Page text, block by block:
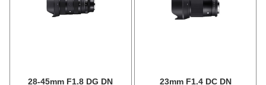
28-45mm F1.8 DG DN 23mm F1.4 DC DN